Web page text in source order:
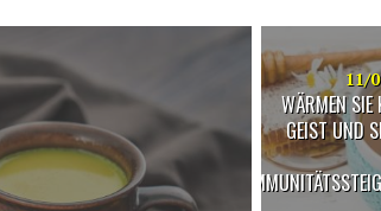
11/
WÄRMEN SIE
GEIST UND